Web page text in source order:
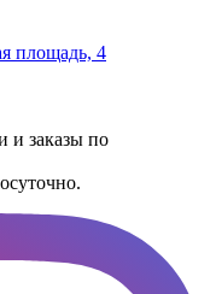
площадь, 4
и заказы по